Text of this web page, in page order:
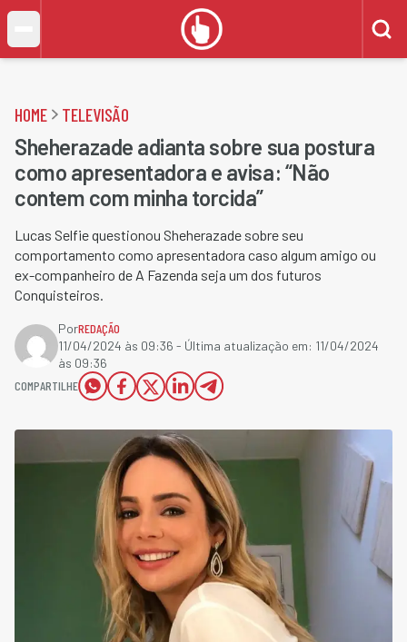
HOME TELEVISÃO
Sheherazade adianta sobre sua postura
como apresentadora e avisa: “Não
contem com minha torcida”
Lucas Selfie questionou Sheherazade sobre seu
comportamento como apresentadora caso algum amigo ou
ex-companheiro de A Fazenda seja um dos futuros
Conquisteiros.
PorREDAÇÃO
11/04/2024 às 09:36 - Última atualização em: 11/04/2024
às 09:36
COMPARTILHE